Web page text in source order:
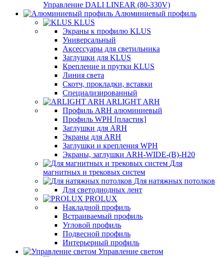
Управление DALI LINEAR (80-330V)
Алюминиевый профиль
KLUS
Экраны к профилю KLUS
Универсальный
Аксессуары для светильника
Заглушки для KLUS
Крепление и прутки KLUS
Линия света
Скотч, прокладки, вставки
Специализированный
ARLIGHT ARH
Профиль ARH алюминиевый
Профиль WPH [пластик]
Заглушки для ARH
Экраны для ARH
Заглушки и крепления WPH
Экраны, заглушки ARH-WIDE-(B)-H20
Для
магнитных и трековых систем
Для натяжных потолков
Для светодиодных лент
PROLUX
Накладной профиль
Встраиваемый профиль
Угловой профиль
Подвесной профиль
Интерьерный профиль
Управление светом